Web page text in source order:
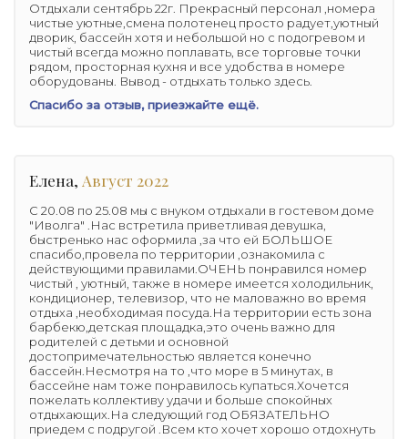
Отдыхали сентябрь 22г. Прекрасный персонал ,номера
чистые уютные,смена полотенец просто радует,уютный
дворик, бассейн хотя и небольшой но с подогревом и
чистый всегда можно поплавать, все торговые точки
рядом, просторная кухня и все удобства в номере
оборудованы. Вывод - отдыхать только здесь.
Спасибо за отзыв, приезжайте ещё.
Елена, Август 2022
С 20.08 по 25.08 мы с внуком отдыхали в гостевом доме
"Иволга" .Нас встретила приветливая девушка,
быстренько нас оформила ,за что ей БОЛЬШОЕ
спасибо,провела по территории ,ознакомила с
действующими правилами.ОЧЕНЬ понравился номер
чистый , уютный, также в номере имеется холодильник,
кондиционер, телевизор, что не маловажно во время
отдыха ,необходимая посуда.На территории есть зона
барбекю,детская площадка,это очень важно для
родителей с детьми и основной
достопримечательностью является конечно
бассейн.Несмотря на то ,что море в 5 минутах, в
бассейне нам тоже понравилось купаться.Хочется
пожелать коллективу удачи и больше спокойных
отдыхающих.На следующий год ОБЯЗАТЕЛЬНО
приедем с подругой .Всем кто хочет хорошо отдохнуть